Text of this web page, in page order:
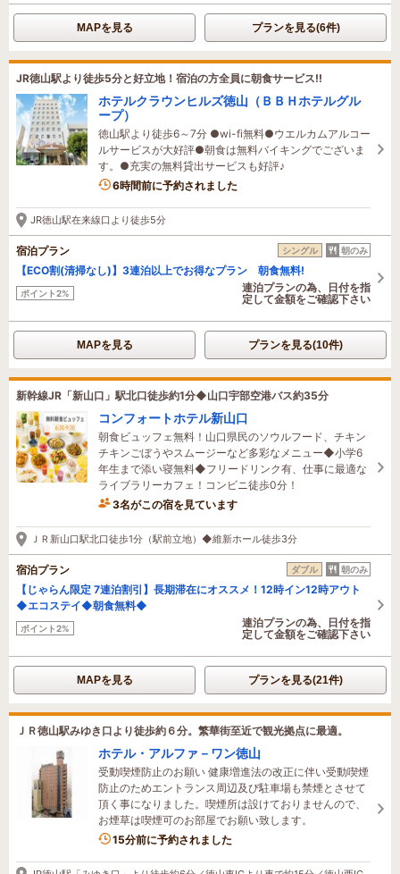
MAPを見る プランを見る(6件)
JR徳山駅より徒歩5分と好立地！宿泊の方全員に朝食サービス!!
ホテルクラウンヒルズ徳山（ＢＢＨホテルグル
ープ）
徳山駅より徒歩6～7分 ●wi-fi無料●ウエルカムアルコー
ルサービスが大好評●朝食は無料バイキングでございま
す。●充実の無料貸出サービスも好評♪
6時間前に予約されました
JR徳山駅在来線口より徒歩5分
宿泊プラン シングル 朝のみ
【ECO割(清掃なし)】3連泊以上でお得なプラン 朝食無料!
ポイント2%
連泊プランの為、日付を指
定して金額をご確認下さい
MAPを見る プランを見る(10件)
新幹線JR「新山口」駅北口徒歩約1分◆山口宇部空港バス約35分
コンフォートホテル新山口
朝食ビュッフェ無料！山口県民のソウルフード、チキン
チキンごぼうやスムージーなど多彩なメニュー◆小学6
年生まで添い寝無料◆フリードリンク有、仕事に最適な
ライブラリーカフェ！コンビニ徒歩0分！
3名がこの宿を見ています
2時間前に予約されました
ＪＲ新山口駅北口徒歩1分（駅前立地）◆維新ホール徒歩3分
宿泊プラン ダブル 朝のみ
【じゃらん限定 7連泊割引】長期滞在にオススメ！12時イン12時アウト
◆エコステイ◆朝食無料◆
ポイント2%
連泊プランの為、日付を指
定して金額をご確認下さい
MAPを見る プランを見る(21件)
ＪＲ徳山駅みゆき口より徒歩約６分。繁華街至近で観光拠点に最適。
ホテル・アルファ－ワン徳山
受動喫煙防止のお願い 健康増進法の改正に伴い受動喫煙
防止のためエントランス周辺及び駐車場も禁煙とさせて
頂く事になりました。喫煙所は設けておりませんので、
お煙草は喫煙可のお部屋でお願い致します。
15分前に予約されました